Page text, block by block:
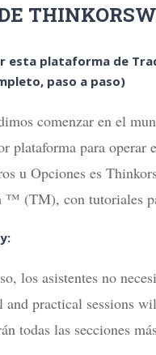
esta plataforma de
paso a paso)
comenzar en el
plataforma para operar
u Opciones es
(TM), con tutoriales
los asistentes no
and practical sessions
todas las secciones